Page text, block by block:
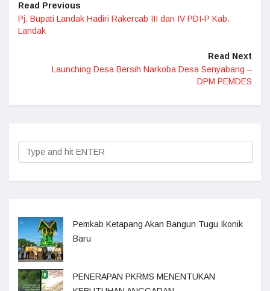
Read Previous
Pj. Bupati Landak Hadiri Rakercab III dan IV PDI-P Kab.
Landak
Read Next
Launching Desa Bersih Narkoba Desa Senyabang –
DPM PEMDES
Pemkab Ketapang Akan Bangun Tugu Ikonik
Baru
PENERAPAN PKRMS MENENTUKAN